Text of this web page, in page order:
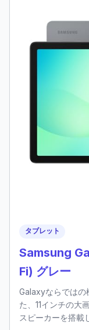
タブレット
Samsung
Fi) グレー
Galaxyならではの
た、11インチの大
スピーカーを搭載